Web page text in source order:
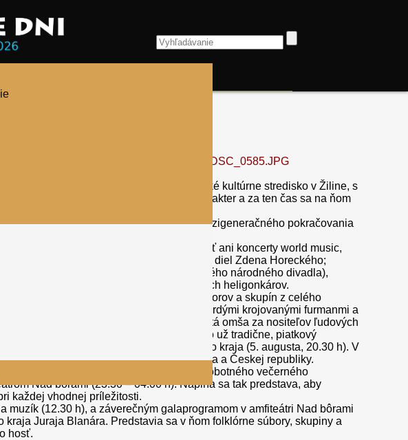
sú Žilinský samosprávny kraj a Krajské kultúrne stredisko v Žiline, s
vyhľadávaný festival medzinárodný charakter a za ten čas sa na ňom
duchovného, osobnostného a medzigeneračného pokračovania
jej okolia.
dominantnom folklóre nebudú chýbať ani koncerty world music,
programom festivalu; výstava výtvarných diel Zdena Horeckého;
Kubo (v naštudovaní Terchovského národného divadla),
v najväčšom počte spoločne hrajúcich heligonkárov.
programy a program seniorských súborov a skupín z celého
atraktívny konský vozový sprievod – s hrdými krojovanými furmanmi a
Veľkú pozornosť púta i nedeľňajšia svätá omša za nositeľov ľudových
zážitky a iskrivú atmosféru sľubuje, ako už tradične, piatkový
sa predstaví folklórny výkvet Jánošíkovho kraja (5. augusta, 20.30 h). V
účinkujúci zo Slovenska, Ruska, Slovinska a Českej republiky.
orchestru. Po skončení piatkového a sobotného večerného
Nad bôrami (23.30 – 04.00 h). Napĺňa sa tak predstava, aby
každej vhodnej príležitosti.
(12.30 h), a záverečným galaprogramom v amfiteátri Nad bôrami
Juraja Blanára. Predstavia sa v ňom folklórne súbory, skupiny a
hosť.